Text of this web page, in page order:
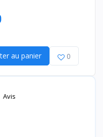
au panier 0
Avis